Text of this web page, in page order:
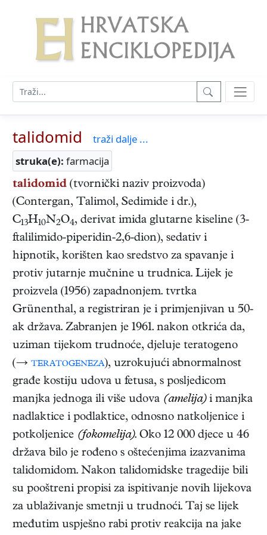
talidomid
traži dalje ...
struka(e): farmacija
talidomid (tvornički naziv proizvoda)
(Contergan, Talimol, Sedimide i dr.),
C13H10N2O4, derivat imida glutarne kiseline (3-
ftalilimido-piperidin-2,6-dion), sedativ i
hipnotik, korišten kao sredstvo za spavanje i
protiv jutarnje mučnine u trudnica. Lijek je
proizvela (1956) zapadnonjem. tvrtka
Grünenthal, a registriran je i primjenjivan u 50-
ak država. Zabranjen je 1961. nakon otkrića da,
uziman tijekom trudnoće, djeluje teratogeno
(→ teratogeneza), uzrokujući abnormalnost
građe kostiju udova u fetusa, s posljedicom
manjka jednoga ili više udova (amelija)i manjka
nadlaktice i podlaktice, odnosno natkoljenice i
potkoljenice (fokomelija). Oko 12 000 djece u 46
država bilo je rođeno s oštećenjima izazvanima
talidomidom. Nakon talidomidske tragedije bili
su pooštreni propisi za ispitivanje novih lijekova
za ublaživanje smetnji u trudnoći. Taj se lijek
međutim uspješno rabi protiv reakcija na jake